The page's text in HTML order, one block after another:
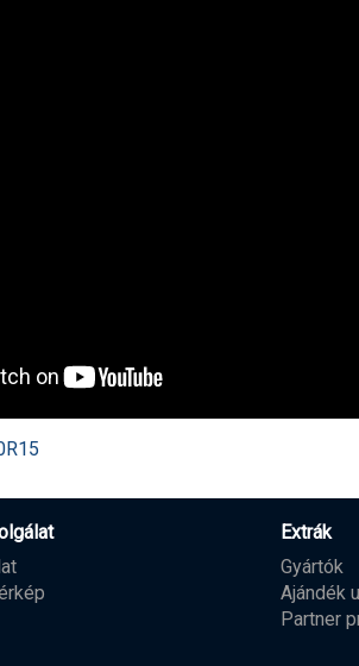
Extrák
Gyártók
Ajándék
Partner